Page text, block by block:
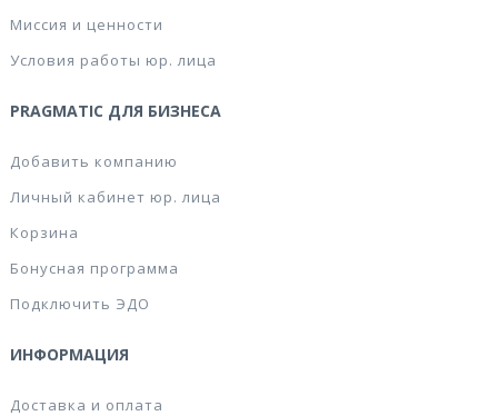
Миссия и ценности
Условия работы юр. лица
PRAGMATIC ДЛЯ БИЗНЕСА
Добавить компанию
Личный кабинет юр. лица
Корзина
Бонусная программа
Подключить ЭДО
ИНФОРМАЦИЯ
Доставка и оплата